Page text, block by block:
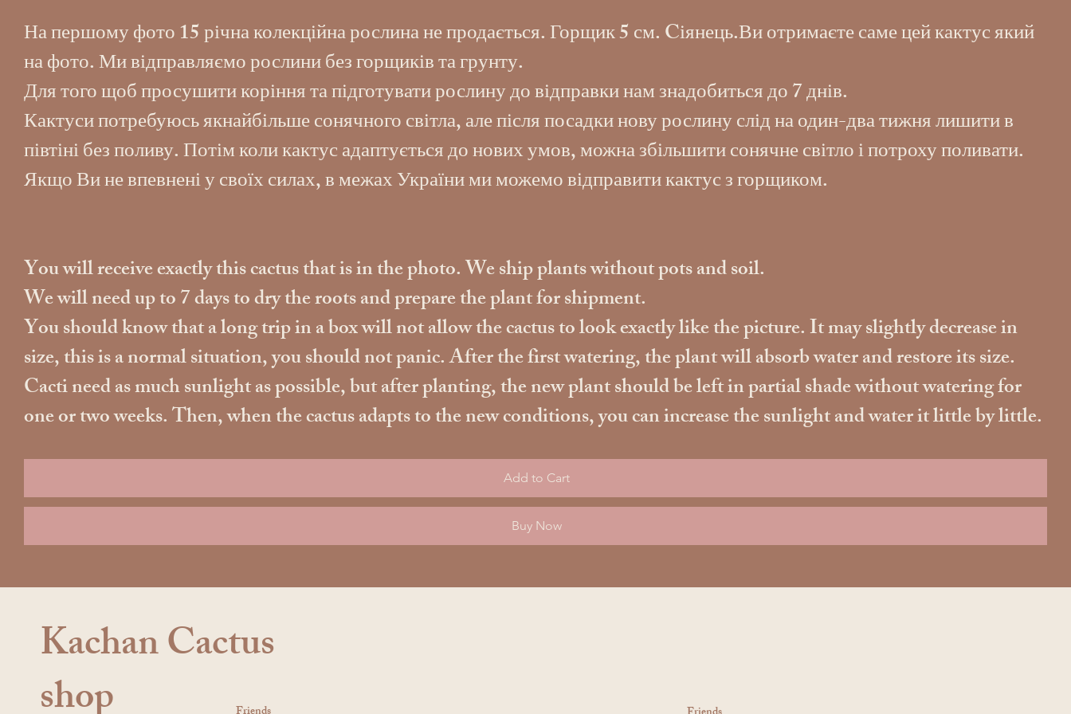
На першому фото 15 річна колекційна рослина не продається. Горщик 5 см. Cіянець.Ви отримаєте саме цей кактус який
на фото. Ми відправляємо рослини без горщиків та грунту.
Для того щоб просушити коріння та підготувати рослину до відправки нам знадобиться до 7 днів.
Кактуси потребуюсь якнайбільше сонячного світла, але після посадки нову рослину слід на один-два тижня лишити в
півтіні без поливу. Потім коли кактус адаптується до нових умов, можна збільшити сонячне світло і потроху поливати.
Якщо Ви не впевнені у своїх силах, в межах України ми можемо відправити кактус з горщиком.
You will receive exactly this cactus that is in the photo. We ship plants without pots and soil.
We will need up to 7 days to dry the roots and prepare the plant for shipment.
You should know that a long trip in a box will not allow the cactus to look exactly like the picture. It may slightly decrease in
size, this is a normal situation, you should not panic. After the first watering, the plant will absorb water and restore its size.
Cacti need as much sunlight as possible, but after planting, the new plant should be left in partial shade without watering for
one or two weeks. Then, when the cactus adapts to the new conditions, you can increase the sunlight and water it little by little.
Add to Cart
Buy Now
Kachan Cactus